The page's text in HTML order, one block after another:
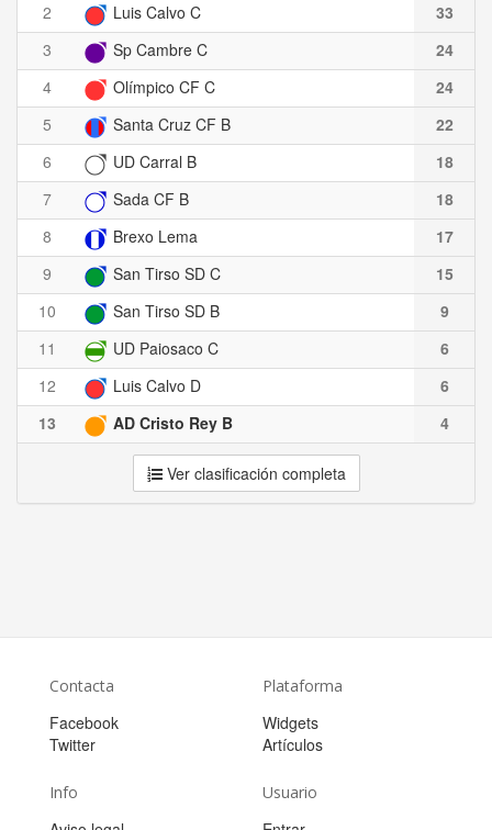
2
Luis Calvo C
33
3
Sp Cambre C
24
4
Olímpico CF C
24
5
Santa Cruz CF B
22
6
UD Carral B
18
7
Sada CF B
18
8
Brexo Lema
17
9
San Tirso SD C
15
10
San Tirso SD B
9
11
UD Paiosaco C
6
12
Luis Calvo D
6
13
AD Cristo Rey B 4
Ver clasificación completa
Contacta
Facebook
Twitter
Plataforma
Widgets
Artículos
Info Usuario